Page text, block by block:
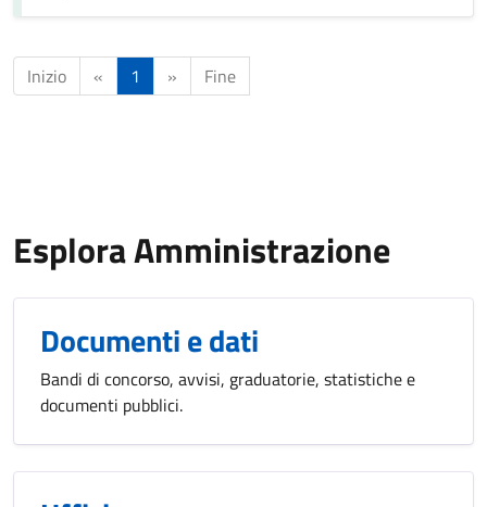
Inizio « 1 » Fine
Esplora Amministrazione
Documenti e dati
Bandi di concorso, avvisi, graduatorie, statistiche e
documenti pubblici.